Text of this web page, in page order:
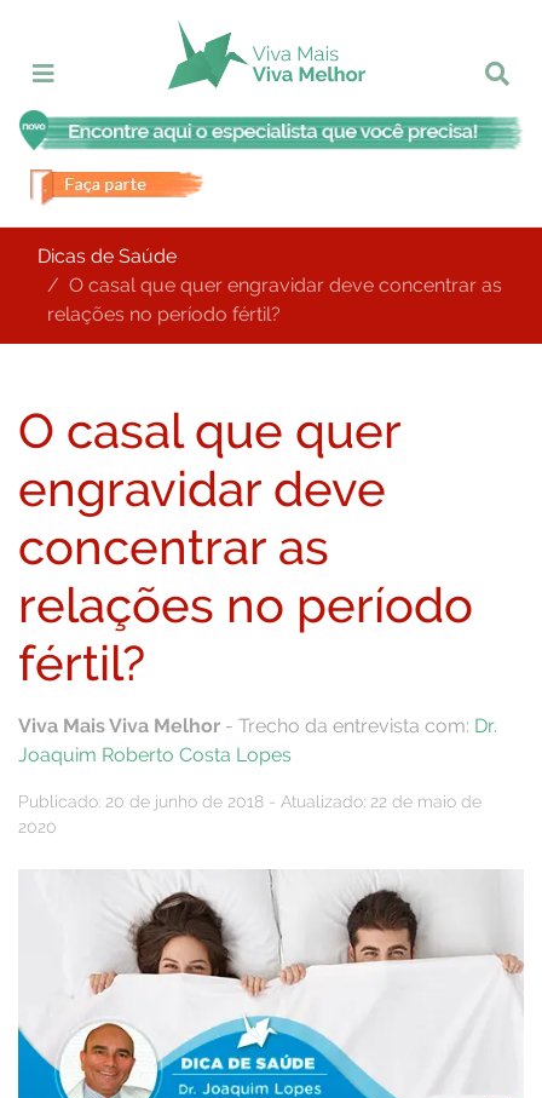
Dicas de Saúde
O casal que quer engravidar deve concentrar as
relações no período fértil?
O casal que quer
engravidar deve
concentrar as
relações no período
fértil?
Viva Mais Viva Melhor - Trecho da entrevista com: Dr.
Joaquim Roberto Costa Lopes
Publicado: 20 de junho de 2018 - Atualizado: 22 de maio de
2020